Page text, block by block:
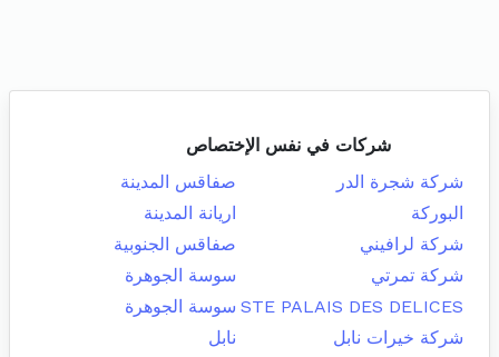
شركات في نفس الإختصاص
شركة شجرة الدر
صفاقس المدينة
البوركة
اريانة المدينة
شركة لرافيني
صفاقس الجنوبية
شركة تمرتي
سوسة الجوهرة
STE PALAIS DES DELICES سوسة الجوهرة
شركة خيرات نابل
نابل